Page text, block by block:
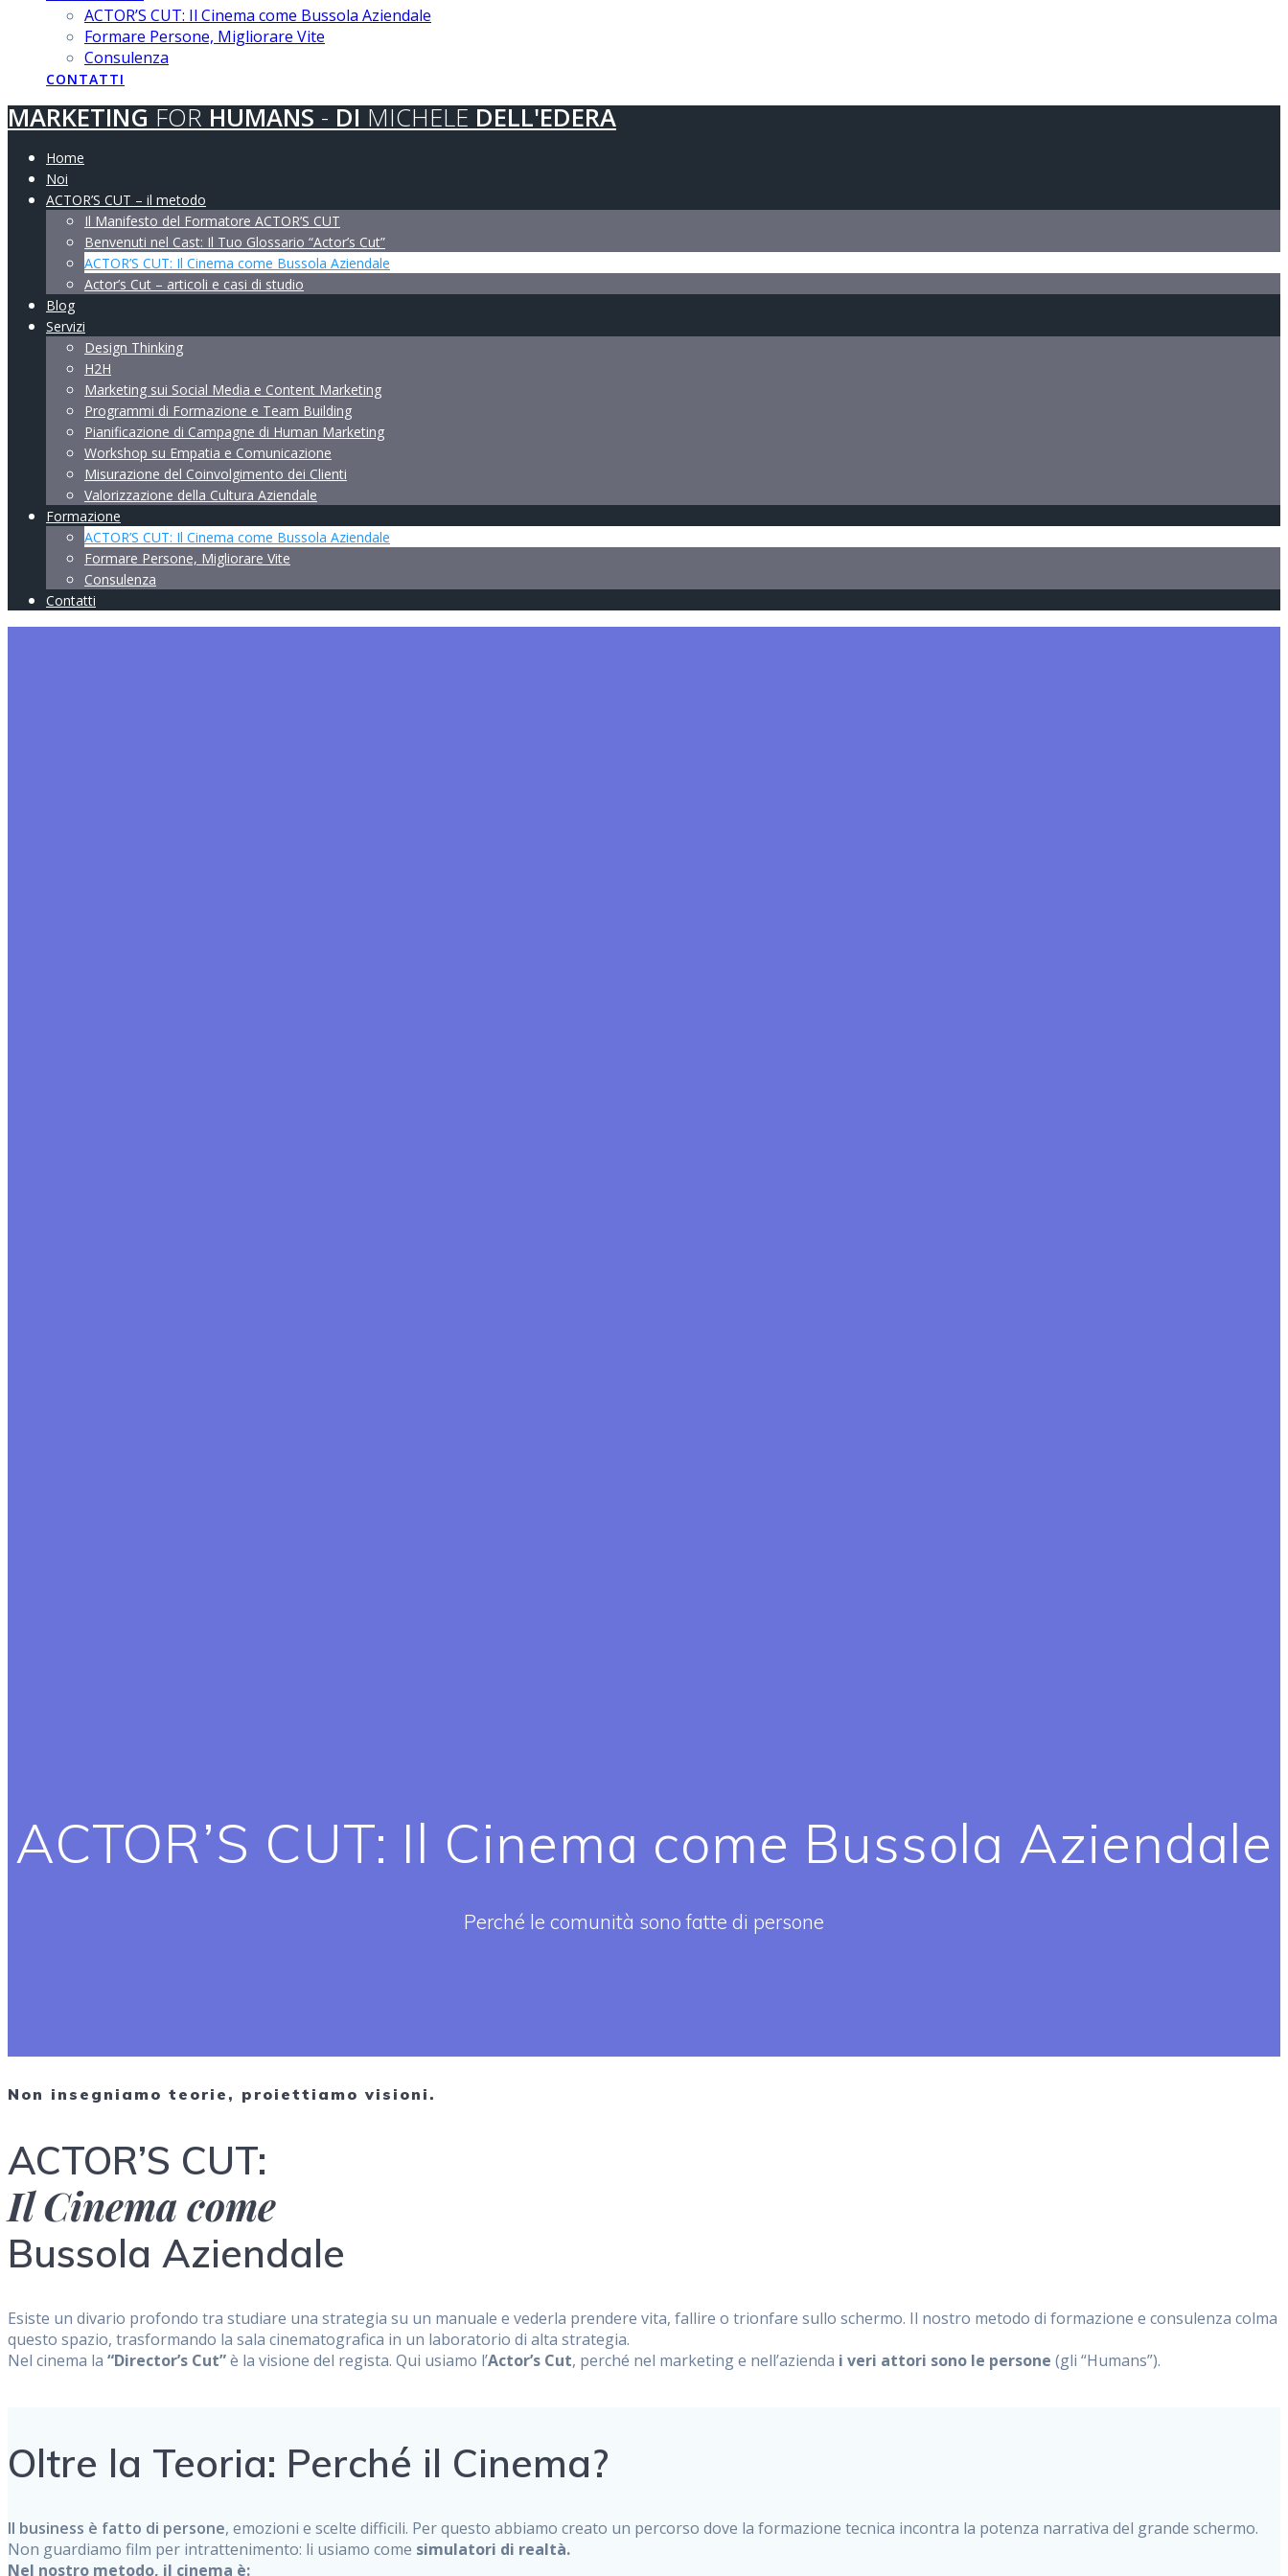
ACTOR’S CUT: Il Cinema come Bussola Aziendale
Formare Persone, Migliorare Vite
Consulenza
CONTATTI
MARKETING FOR HUMANS - DI MICHELE DELL'EDERA
Home
Noi
ACTOR’S CUT – il metodo
Il Manifesto del Formatore ACTOR’S CUT
Benvenuti nel Cast: Il Tuo Glossario “Actor’s Cut”
ACTOR’S CUT: Il Cinema come Bussola Aziendale
Actor’s Cut – articoli e casi di studio
Blog
Servizi
Design Thinking
H2H
Marketing sui Social Media e Content Marketing
Programmi di Formazione e Team Building
Pianificazione di Campagne di Human Marketing
Workshop su Empatia e Comunicazione
Misurazione del Coinvolgimento dei Clienti
Valorizzazione della Cultura Aziendale
Formazione
ACTOR’S CUT: Il Cinema come Bussola Aziendale
Formare Persone, Migliorare Vite
Consulenza
Contatti
ACTOR’S CUT: Il Cinema come Bussola Aziendale
Perché le comunità sono fatte di persone
Non insegniamo teorie, proiettiamo visioni.
ACTOR’S CUT:
Il Cinema come
Bussola Aziendale
Esiste un divario profondo tra studiare una strategia su un manuale e vederla prendere vita, fallire o trionfare sullo schermo. Il nostro metodo di formazione e consulenza colma
questo spazio, trasformando la sala cinematografica in un laboratorio di alta strategia.
Nel cinema la “Director’s Cut”è la visione del regista. Qui usiamo l’Actor’s Cut, perché nel marketing e nell’azienda i veri attori sono le persone (gli “Humans”).
Oltre la Teoria: Perché il Cinema?
Il business è fatto di persone, emozioni e scelte difficili. Per questo abbiamo creato un percorso dove la formazione tecnica incontra la potenza narrativa del grande schermo.
Non guardiamo film per intrattenimento: li usiamo come simulatori di realtà.
Nel nostro metodo, il cinema è: